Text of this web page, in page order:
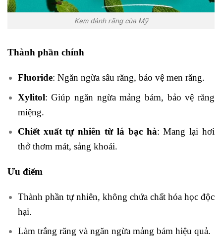
Kem đánh răng cùa Mỹ
Thành phần chính
Fluoride: Ngăn ngừa sâu răng, bảo vệ men răng.
Xylitol: Giúp ngăn ngừa mảng bám, bảo vệ răng
miệng.
Chiết xuất tự nhiên từ lá bạc hà: Mang lại hơi
thở thơm mát, sảng khoái.
Ưu điểm
Thành phần tự nhiên, không chứa chất hóa học độc
hại.
Làm trắng răng và ngăn ngừa mảng bám hiệu quả.